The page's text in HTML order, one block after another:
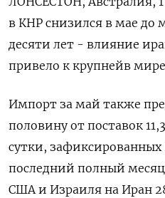
в КНР снизился в мае
десяти лет - влияние
привело к крупнейв
Импорт за май также
половину от поставок
сутки, зафиксированных
последний полный
США и Израиля на Иран